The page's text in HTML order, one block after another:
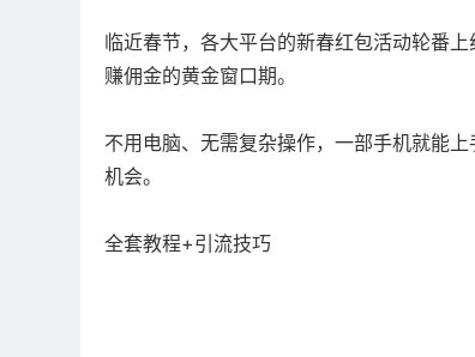
临近春节，各大平台的新春红包活动轮番
赚佣金的黄金窗口期。
不用电脑、无需复杂操作，一部手机就能
机会。
全套教程+引流技巧